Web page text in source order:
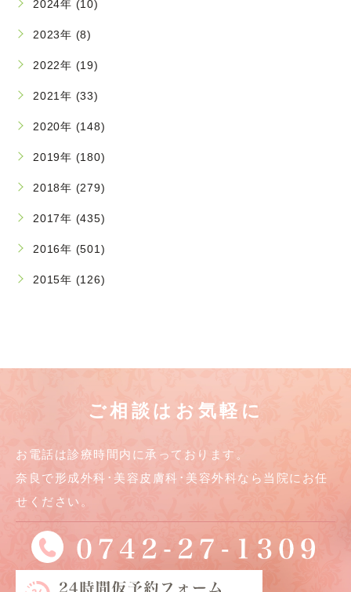
2024年 (10)
2023年 (8)
2022年 (19)
2021年 (33)
2020年 (148)
2019年 (180)
2018年 (279)
2017年 (435)
2016年 (501)
2015年 (126)
ご相談はお気軽に
お電話は診療時間内に承っております。
奈良で形成外科･美容皮膚科･美容外科なら当院にお任
せください。